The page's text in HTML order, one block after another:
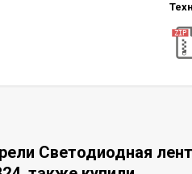
Светодиодная